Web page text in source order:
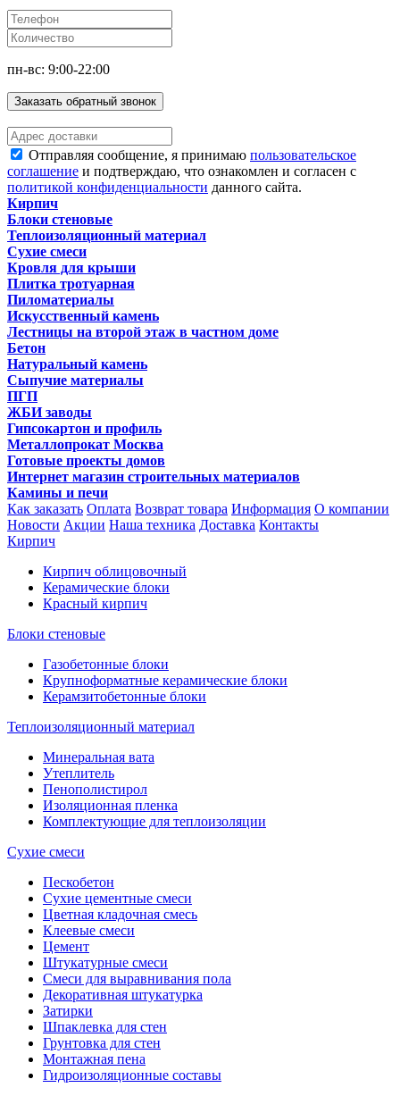
пн-вс: 9:00-22:00
Заказать обратный звонок
Отправляя сообщение, я принимаю пользовательское
соглашение и подтверждаю, что ознакомлен и согласен с
политикой конфиденциальности данного сайта.
Кирпич
Блоки стеновые
Теплоизоляционный материал
Сухие смеси
Кровля для крыши
Плитка тротуарная
Пиломатериалы
Искусственный камень
Лестницы на второй этаж в частном доме
Бетон
Натуральный камень
Сыпучие материалы
ПГП
ЖБИ заводы
Гипсокартон и профиль
Металлопрокат Москва
Готовые проекты домов
Интернет магазин строительных материалов
Камины и печи
Как заказать Оплата Возврат товара Информация О компании
Новости Акции Наша техника Доставка Контакты
Кирпич
Кирпич облицовочный
Керамические блоки
Красный кирпич
Блоки стеновые
Газобетонные блоки
Крупноформатные керамические блоки
Керамзитобетонные блоки
Теплоизоляционный материал
Минеральная вата
Утеплитель
Пенополистирол
Изоляционная пленка
Комплектующие для теплоизоляции
Сухие смеси
Пескобетон
Сухие цементные смеси
Цветная кладочная смесь
Клеевые смеси
Цемент
Штукатурные смеси
Смеси для выравнивания пола
Декоративная штукатурка
Затирки
Шпаклевка для стен
Грунтовка для стен
Монтажная пена
Гидроизоляционные составы